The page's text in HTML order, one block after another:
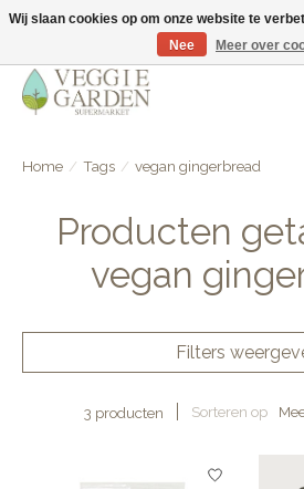
vegan & veggie products | free store pick-up
Home / Tags / vegan gingerbread
Producten
vegan
Filters
3 producten Sorteren op
Wij slaan cookies op om onze website te
Nee
Meer over